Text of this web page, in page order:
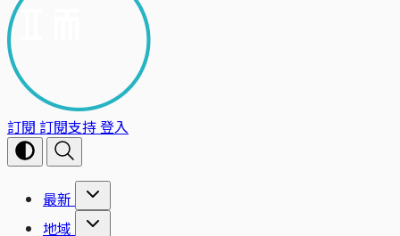
訂閱 訂閱支持登入
最新
地域